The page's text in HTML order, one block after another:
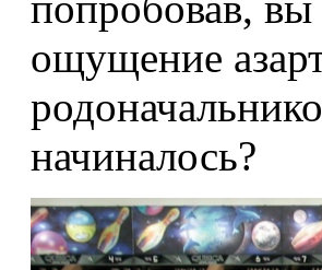
ощущение
начиналось?